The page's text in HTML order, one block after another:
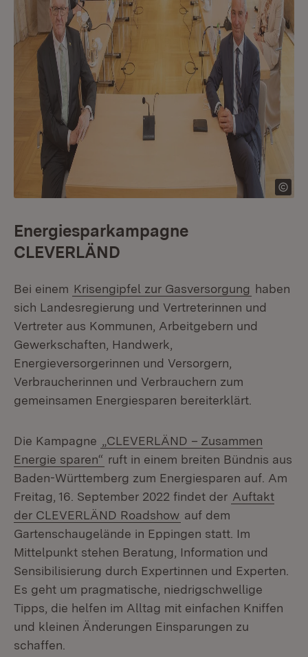
Energiesparkampagne
CLEVERLÄND
Bei einem Krisengipfel zur Gasversorgung haben
sich Landesregierung und Vertreterinnen und
Vertreter aus Kommunen, Arbeitgebern und
Gewerkschaften, Handwerk,
Energieversorgerinnen und Versorgern,
Verbraucherinnen und Verbrauchern zum
gemeinsamen Energiesparen bereiterklärt.
Die Kampagne
„CLEVERLÄND – Zusammen
Energie sparen“ ruft in einem breiten Bündnis aus
Baden-Württemberg zum Energiesparen auf. Am
Freitag, 16. September 2022 findet der Auftakt
der CLEVERLÄND Roadshow auf dem
Gartenschaugelände in Eppingen statt. Im
Mittelpunkt stehen Beratung, Information und
Sensibilisierung durch Expertinnen und Experten.
Es geht um pragmatische, niedrigschwellige
Tipps, die helfen im Alltag mit einfachen Kniffen
und kleinen Änderungen Einsparungen zu
schaffen.